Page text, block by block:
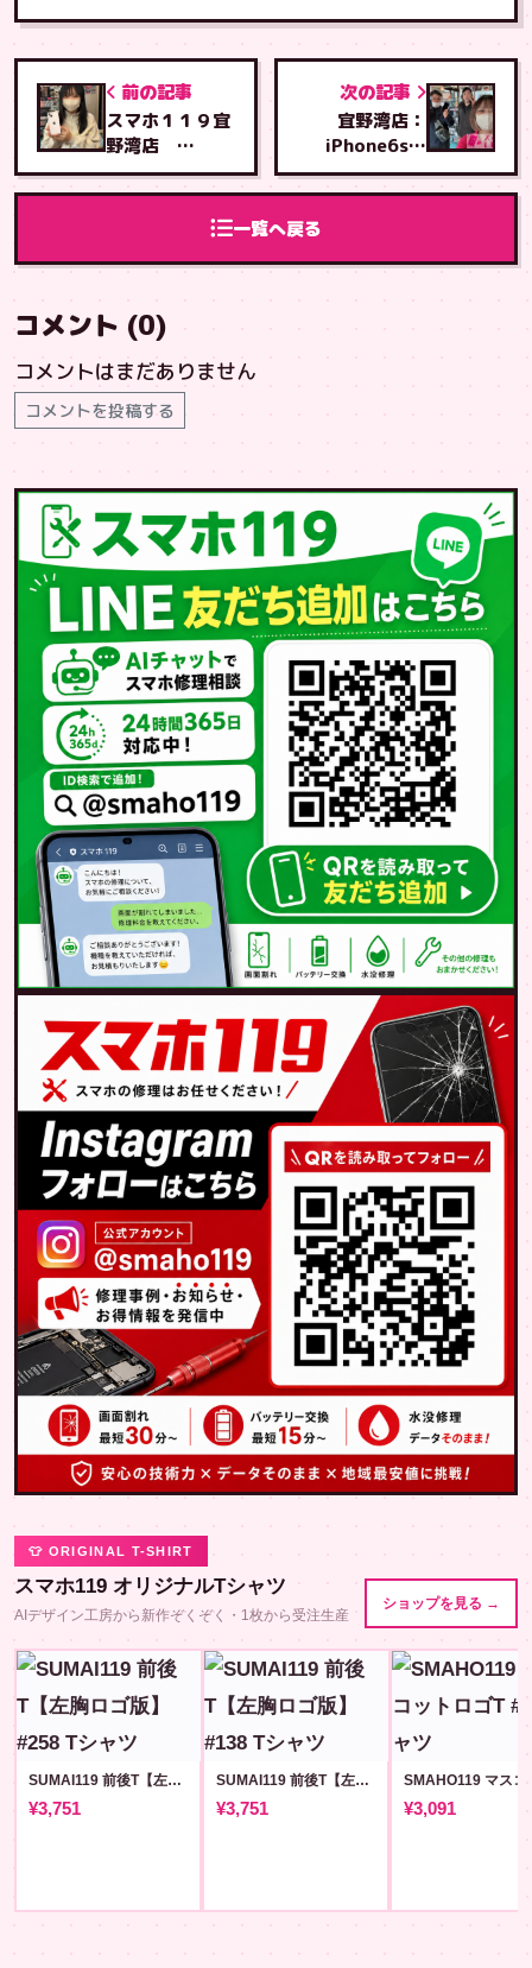
前の記事
スマホ１１９宜
野湾店
iPhone13 画
面・バッテリー
一覧へ戻る
次の記事
宜野湾店：
iPhone6s・
iPhone11の画
面とバッテリー
コメント (0)
コメントはまだありません
コメントを投稿する
👕 ORIGINAL T-SHIRT
スマホ119 オリジナルTシャツ
AIデザイン工房から新作ぞくぞく・1枚から受注生産
ショップを見る →
SUMAI119 前後T【左胸ロゴ版】#258
¥3,751
SUMAI119 前後T【左胸ロゴ版】#138
¥3,751 ¥3,091